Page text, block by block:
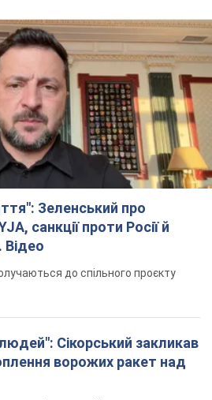
Зеленський про
санкції проти Росії й
Відео
до спільного проєкту
Сікорський закликав
ворожих ракет над